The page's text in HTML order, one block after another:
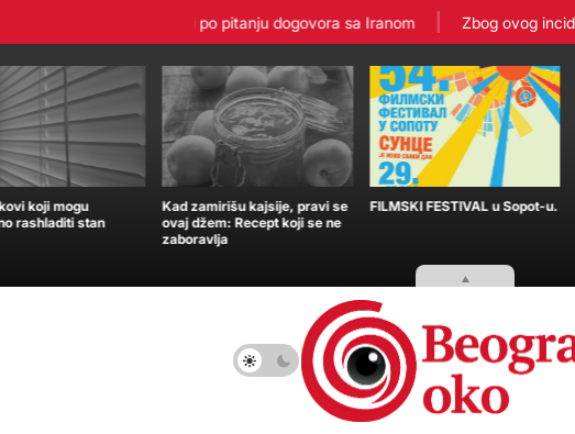
Tramp: Nisam u žurbi po pitanju dogovora sa Iranom Zbog ovog
koji mogu
rashladiti stan
Kad zamirišu kajsije, pravi se
ovaj džem: Recept koji se ne
zaboravlja
FILMSKI FESTIVAL u Sopot-u.